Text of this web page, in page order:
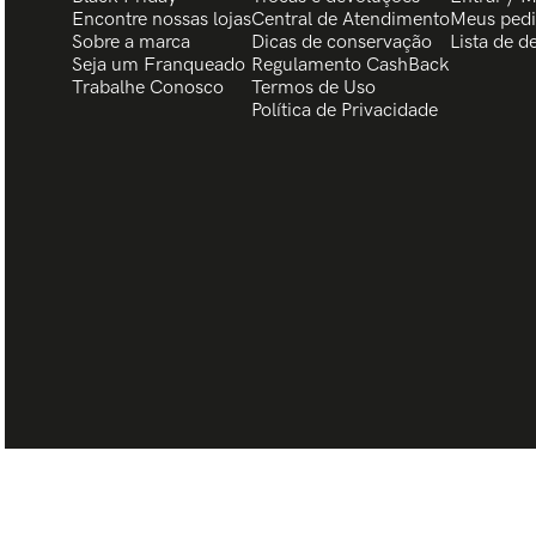
Encontre nossas lojas
Sobre a marca
Seja um Franqueado
Trabalhe Conosco
Central de Atendimento
Dicas de conservação
Regulamento CashBack
Termos de Uso
Política de Privacidade
Meus
Lista de